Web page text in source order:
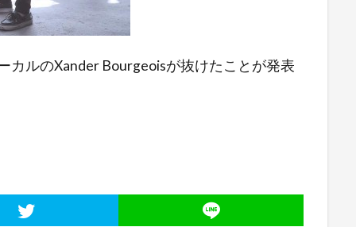
カルのXander Bourgeoisが抜けたことが発表